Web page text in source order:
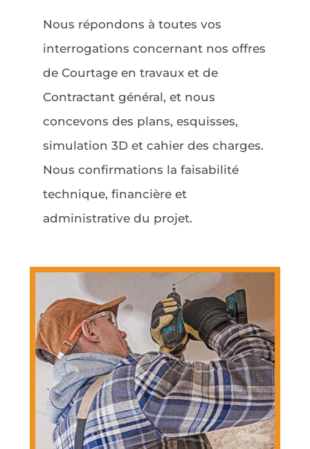
Nous répondons à toutes vos
interrogations concernant nos offres
de Courtage en travaux et de
Contractant général, et nous
concevons des plans, esquisses,
simulation 3D et cahier des charges.
Nous confirmations la faisabilité
technique, financière et
administrative du projet.